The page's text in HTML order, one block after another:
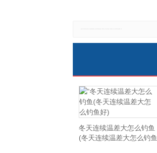
冬天连续温差大怎么钓鱼
(冬天连续温差大怎么钓鱼